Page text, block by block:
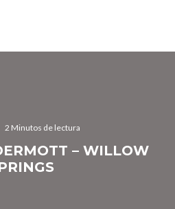
2 Minutos de lectura
– WILLOW